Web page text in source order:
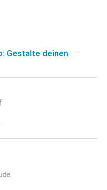
Gestalte deinen